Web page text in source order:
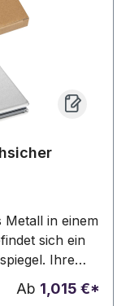
Metall in einem
sich ein
Ihre
dem
Ab 1,015 €*